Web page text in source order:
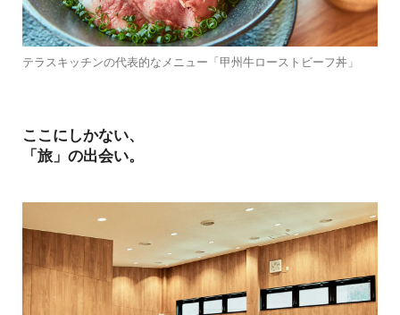
テラスキッチンの代表的なメニュー「甲州牛ローストビーフ丼」
ここにしかない、
「旅」の出会い。